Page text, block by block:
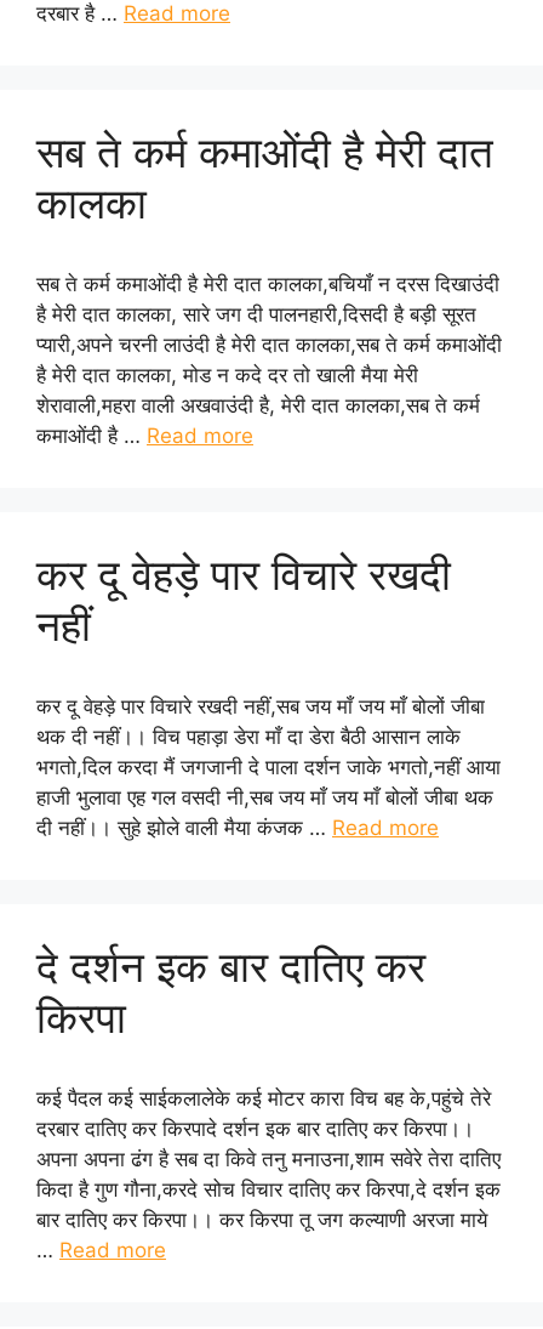
दरबार है … Read more
सब ते कर्म कमाओंदी है मेरी दात
कालका
सब ते कर्म कमाओंदी है मेरी दात कालका,बचियाँ न दरस दिखाउंदी
है मेरी दात कालका, सारे जग दी पालनहारी,दिसदी है बड़ी सूरत
प्यारी,अपने चरनी लाउंदी है मेरी दात कालका,सब ते कर्म कमाओंदी
है मेरी दात कालका, मोड न कदे दर तो खाली मैया मेरी
शेरावाली,महरा वाली अखवाउंदी है, मेरी दात कालका,सब ते कर्म
कमाओंदी है … Read more
कर दू वेहड़े पार विचारे रखदी
नहीं
कर दू वेहड़े पार विचारे रखदी नहीं,सब जय माँ जय माँ बोलों जीबा
थक दी नहीं।। विच पहाड़ा डेरा माँ दा डेरा बैठी आसान लाके
भगतो,दिल करदा मैं जगजानी दे पाला दर्शन जाके भगतो,नहीं आया
हाजी भुलावा एह गल वसदी नी,सब जय माँ जय माँ बोलों जीबा थक
दी नहीं।। सुहे झोले वाली मैया कंजक … Read more
दे दर्शन इक बार दातिए कर
किरपा
कई पैदल कई साईकलालेके कई मोटर कारा विच बह के,पहुंचे तेरे
दरबार दातिए कर किरपादे दर्शन इक बार दातिए कर किरपा।।
अपना अपना ढंग है सब दा किवे तनु मनाउना,शाम सवेरे तेरा दातिए
किदा है गुण गौना,करदे सोच विचार दातिए कर किरपा,दे दर्शन इक
बार दातिए कर किरपा।। कर किरपा तू जग कल्याणी अरजा माये
… Read more